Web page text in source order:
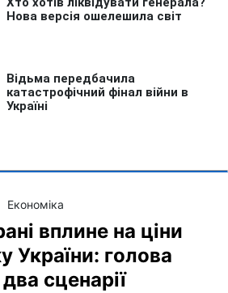
Економіка
вплине на ціни
України: голова
сценарії